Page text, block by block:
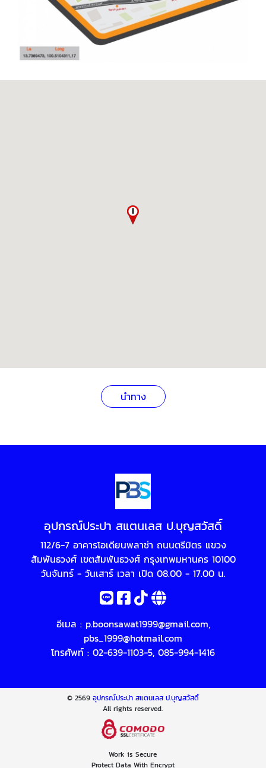
นำทาง
อุปกรณ์ประปา สแตนเลส ป.บุญสวัสดิ์
112/6-7 อาคารโอเดียนพลาซ่า ถนนตรีมิตร แขวง
สัมพันธวงศ์ เขตสัมพันธวงศ์ กรุงเทพมหานคร 10100
วันจันทร์ - วันเสาร์ เวลา เปิด 08.00 - 17.00 น.
อีเมล : p.boonsawat1999@gmail.com,
pbs_1999@hotmail.com
โทรศัพท์ : 02-639-1103-5, 085-994-1416
© 2569 อุปกรณ์ประปา สแตนเลส ป.บุญสวัสดิ์
All rights reserved.
Work is Secure
Protect Data With Encrypt